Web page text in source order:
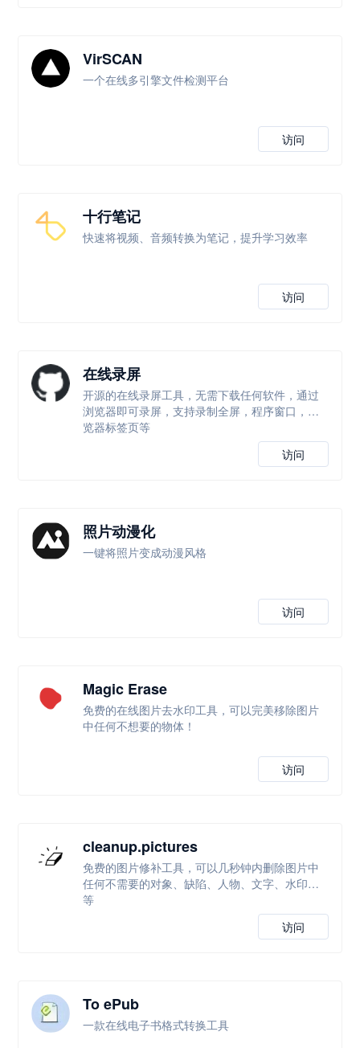
VirSCAN
一个在线多引擎文件检测平台
访问
十行笔记
快速将视频、音频转换为笔记，提升学习效率
访问
在线录屏
开源的在线录屏工具，无需下载任何软件，通过
浏览器即可录屏，支持录制全屏，程序窗口，浏
览器标签页等
访问
照片动漫化
一键将照片变成动漫风格
访问
Magic Erase
免费的在线图片去水印工具，可以完美移除图片
中任何不想要的物体！
访问
cleanup.pictures
免费的图片修补工具，可以几秒钟内删除图片中
任何不需要的对象、缺陷、人物、文字、水印等
等
访问
To ePub
一款在线电子书格式转换工具